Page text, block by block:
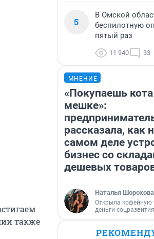
также
5
В Омской
беспилотную
пятый раз
11 940 33
МНЕНИЕ
«Покупаешь
мешке»:
рассказала, как
самом деле
бизнес со
дешевых
Наталья Шорохова
Открыла кофейную
деньги соцразвития